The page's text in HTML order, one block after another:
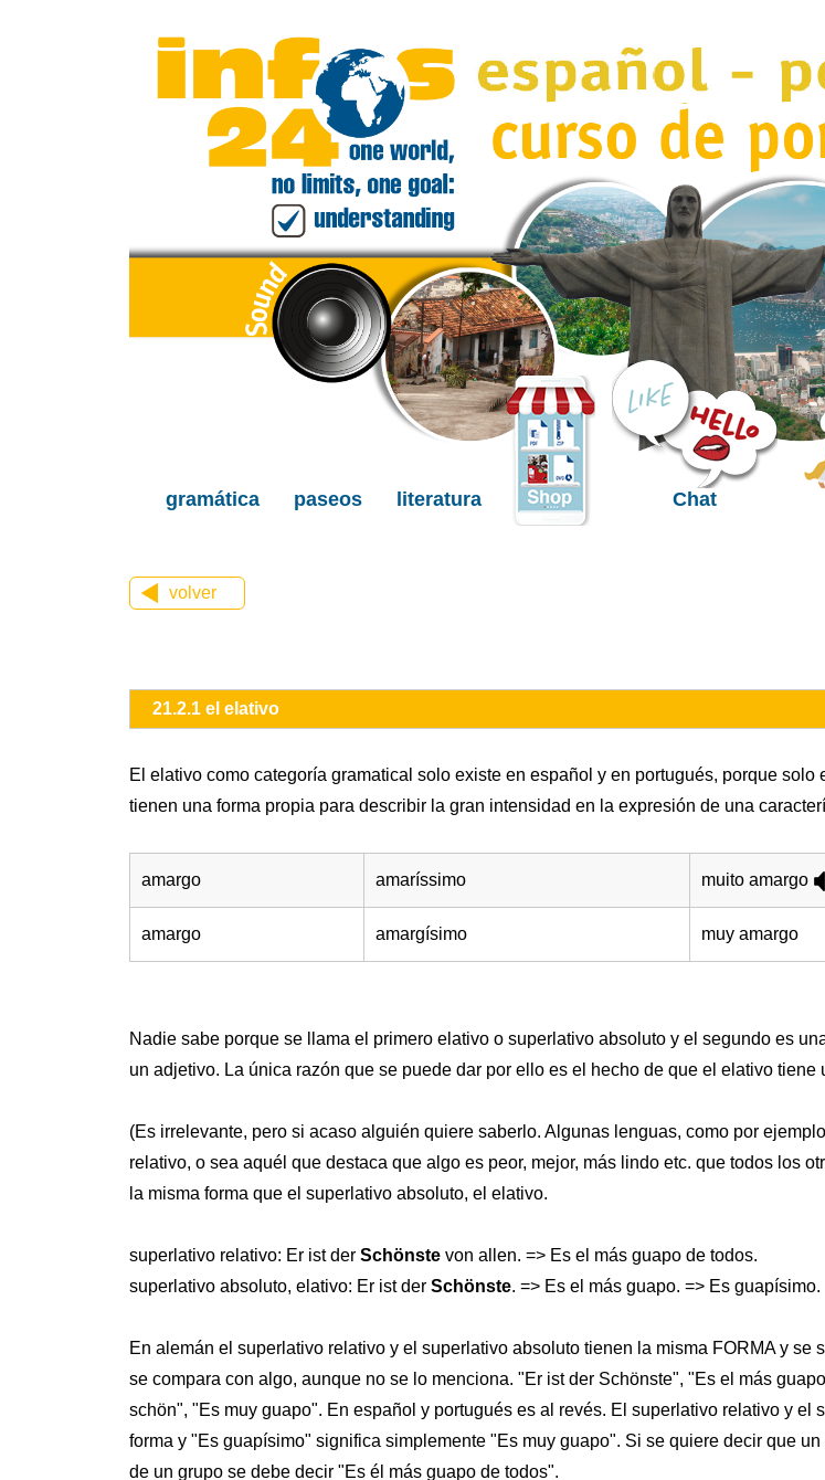
gramática paseos literatura Chat
volver
21.2.1 el elativo
El elativo como categoría gramatical solo existe en español y en portugués, porque
tienen una forma propia para describir la gran intensidad en la expresión de una
amargo amaríssimo muito amargo
amargo amargísimo muy amargo
Nadie sabe porque se llama el primero elativo o superlativo absoluto y el segundo es
un adjetivo. La única razón que se puede dar por ello es el hecho de que el elativo tiene
(Es irrelevante, pero si acaso alguién quiere saberlo. Algunas lenguas, como por
relativo, o sea aquél que destaca que algo es peor, mejor, más lindo etc. que todos los
la misma forma que el superlativo absoluto, el elativo.
superlativo relativo: Er ist der Schönste von allen. => Es el más guapo de todos.
superlativo absoluto, elativo: Er ist der Schönste. => Es el más guapo. => Es guapísimo.
En alemán el superlativo relativo y el superlativo absoluto tienen la misma FORMA y se
se compara con algo, aunque no se lo menciona. "Er ist der Schönste", "Es el más
schön", "Es muy guapo". En español y portugués es al revés. El superlativo relativo y el
forma y "Es guapísimo" significa simplemente "Es muy guapo". Si se quiere decir que
de un grupo se debe decir "Es él más guapo de todos".